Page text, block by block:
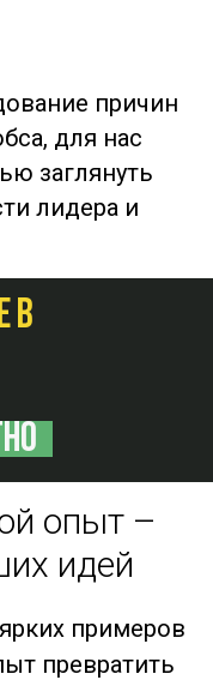
причин
для нас
заглянуть
лидера и
в
опыт –
идей
примеров
превратить